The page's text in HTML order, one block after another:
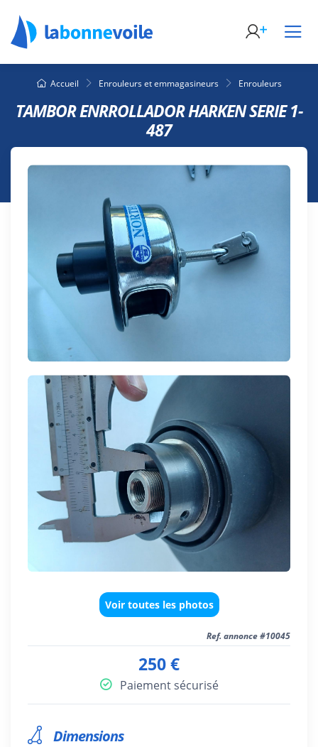
Accueil Enrouleurs et emmagasineurs Enrouleurs
TAMBOR ENRROLLADOR HARKEN SERIE 1-
487
Voir toutes les photos
Ref. annonce #10045
250 €
Paiement sécurisé
Dimensions